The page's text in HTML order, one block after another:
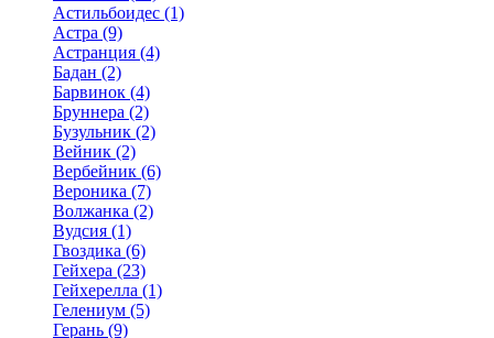
Астильбоидес (1)
Астра (9)
Астранция (4)
Бадан (2)
Барвинок (4)
Бруннера (2)
Бузульник (2)
Вейник (2)
Вербейник (6)
Вероника (7)
Волжанка (2)
Вудсия (1)
Гвоздика (6)
Гейхера (23)
Гейхерелла (1)
Гелениум (5)
Герань (9)